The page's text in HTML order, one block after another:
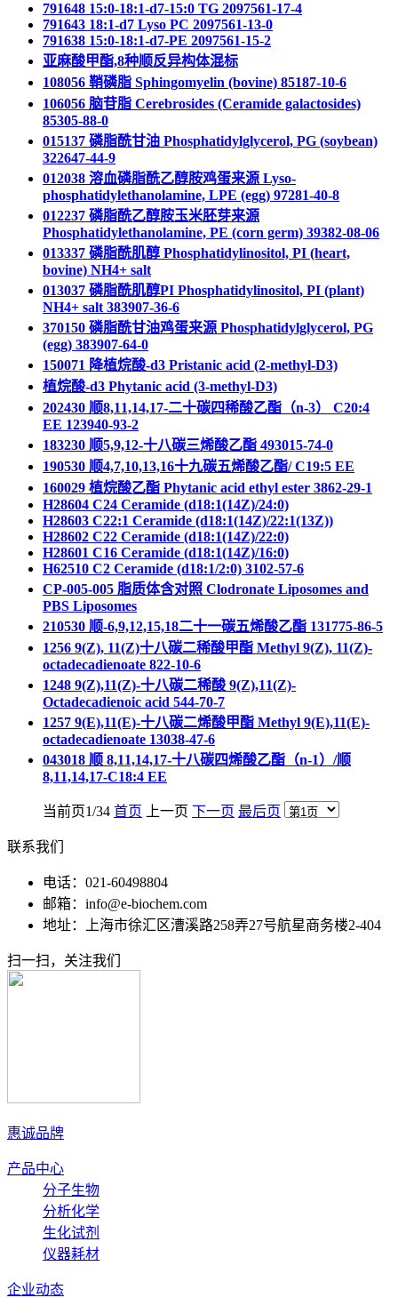
791648 15:0-18:1-d7-15:0 TG 2097561-17-4
791643 18:1-d7 Lyso PC 2097561-13-0
791638 15:0-18:1-d7-PE 2097561-15-2
亚麻酸甲酯,8种顺反异构体混标
108056 鞘磷脂 Sphingomyelin (bovine) 85187-10-6
106056 脑苷脂 Cerebrosides (Ceramide galactosides)
85305-88-0
015137 磷脂酰甘油 Phosphatidylglycerol, PG (soybean)
322647-44-9
012038 溶血磷脂酰乙醇胺鸡蛋来源 Lyso-
phosphatidylethanolamine, LPE (egg) 97281-40-8
012237 磷脂酰乙醇胺玉米胚芽来源
Phosphatidylethanolamine, PE (corn germ) 39382-08-06
013337 磷脂酰肌醇 Phosphatidylinositol, PI (heart,
bovine) NH4+ salt
013037 磷脂酰肌醇PI Phosphatidylinositol, PI (plant)
NH4+ salt 383907-36-6
370150 磷脂酰甘油鸡蛋来源 Phosphatidylglycerol, PG
(egg) 383907-64-0
150071 降植烷酸-d3 Pristanic acid (2-methyl-D3)
植烷酸-d3 Phytanic acid (3-methyl-D3)
202430 顺8,11,14,17-二十碳四稀酸乙酯（n-3） C20:4
EE 123940-93-2
183230 顺5,9,12-十八碳三烯酸乙酯 493015-74-0
190530 顺4,7,10,13,16十九碳五烯酸乙酯/ C19:5 EE
160029 植烷酸乙酯 Phytanic acid ethyl ester 3862-29-1
H28604 C24 Ceramide (d18:1(14Z)/24:0)
H28603 C22:1 Ceramide (d18:1(14Z)/22:1(13Z))
H28602 C22 Ceramide (d18:1(14Z)/22:0)
H28601 C16 Ceramide (d18:1(14Z)/16:0)
H62510 C2 Ceramide (d18:1/2:0) 3102-57-6
CP-005-005 脂质体含对照 Clodronate Liposomes and
PBS Liposomes
210530 顺-6,9,12,15,18二十一碳五烯酸乙酯 131775-86-5
1256 9(Z), 11(Z)十八碳二稀酸甲酯 Methyl 9(Z), 11(Z)-
octadecadienoate 822-10-6
1248 9(Z),11(Z)-十八碳二稀酸 9(Z),11(Z)-
Octadecadienoic acid 544-70-7
1257 9(E),11(E)-十八碳二烯酸甲酯 Methyl 9(E),11(E)-
octadecadienoate 13038-47-6
043018 顺 8,11,14,17-十八碳四烯酸乙酯（n-1）/顺
8,11,14,17-C18:4 EE
当前页1/34 首页 上一页 下一页 最后页
联系我们
电话：021-60498804
邮箱：info@e-biochem.com
地址：上海市徐汇区漕溪路258弄27号航星商务楼2-404
扫一扫，关注我们
惠诚品牌
产品中心
分子生物
分析化学
生化试剂
仪器耗材
企业动态